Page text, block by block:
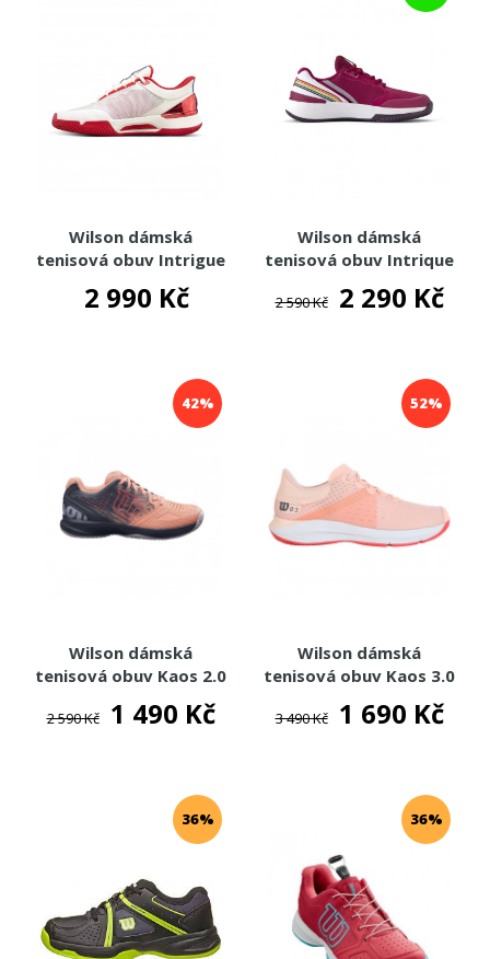
Wilson dámská
tenisová obuv Intrigue
Tour USO all court
2 990 Kč
Wilson dámská
tenisová obuv Intrique
2 590 Kč 2 290 Kč
42%
Wilson dámská
tenisová obuv Kaos 2.0
2 590 Kč 1 490 Kč
52%
Wilson dámská
tenisová obuv Kaos 3.0
3 490 Kč 1 690 Kč
36% 36%